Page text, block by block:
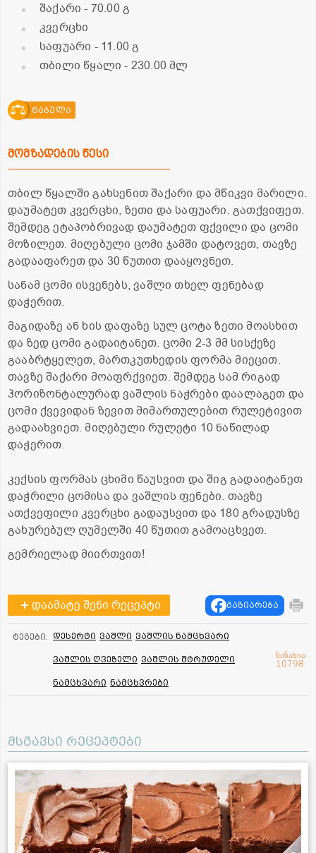
შაქარი- 70.00 გ
კვერცხი
საფუარი - 11.00 გ
თბილი წყალი- 230.00 მლ
ტაბულა
მომზადების წესი
თბილ წყალში გახსენით შაქარი და მწიკვი მარილი.
დაუმატეთ კვერცხი, ზეთი და საფუარი. გათქვიფეთ.
შემდეგ ეტაპობრივად დაუმატეთ ფქვილი და ცომი
მოზილეთ. მიღებული ცომი ჯამში დატოვეთ, თავზე
გადააფარეთ და 30 წუთით დააყოვნეთ.
სანამ ცომი ისვენებს, ვაშლი თხელ ფენებად
დაჭერით.
მაგიდაზე ან ხის დაფაზე სულ ცოტა ზეთი მოასხით
და ზედ ცომი გადაიტანეთ. ცომი 2-3 მმ სისქეზე
გააბრტყელეთ, მართკუთხედის ფორმა მიეცით.
თავზე შაქარი მოაფრქვიეთ. შემდეგ სამ რიგად
ჰორიზონტალურად ვაშლის ნაჭრები დაალაგეთ და
ცომი ქვევიდან ზევით მიმართულებით რულეტივით
გადაახვიეთ. მიღებული რულეტი 10 ნაწილად
დაჭერით.
კექსის ფორმას ცხიმი წაუსვით და შიგ გადაიტანეთ
დაჭრილი ცომისა და ვაშლის ფენები. თავზე
ათქვეფილი კვერცხი გადაუსვით და 180 გრადუსზე
გახურებულ ღუმელში 40 წუთით გამოაცხვეთ.
გემრიელად მიირთვით!
დაამატე შენი რეცეპტი გაზიარება
ტეგები: დესერტი ვაშლი ვაშლის ნამცხვარი
ვაშლის ღვეზელი ვაშლის შტრუდელი
ნამცხვარი ნამცხვრები
ნანახია:
10798
მსგავსი რეცეპტები